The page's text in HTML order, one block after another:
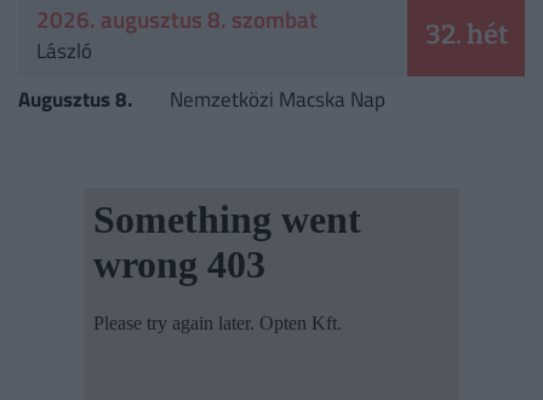
2026. augusztus 8. szombat
László 32. hét
Augusztus 8. Nemzetközi Macska Nap